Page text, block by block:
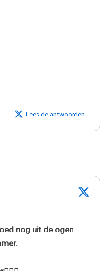
Lees de antwoorden
nog uit de ogen